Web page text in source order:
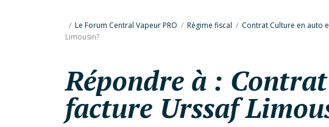
/ Le Forum Central Vapeur PRO / Régime fiscal / Contrat Culture en auto
Limousin?
Répondre à :
facture Urssaf